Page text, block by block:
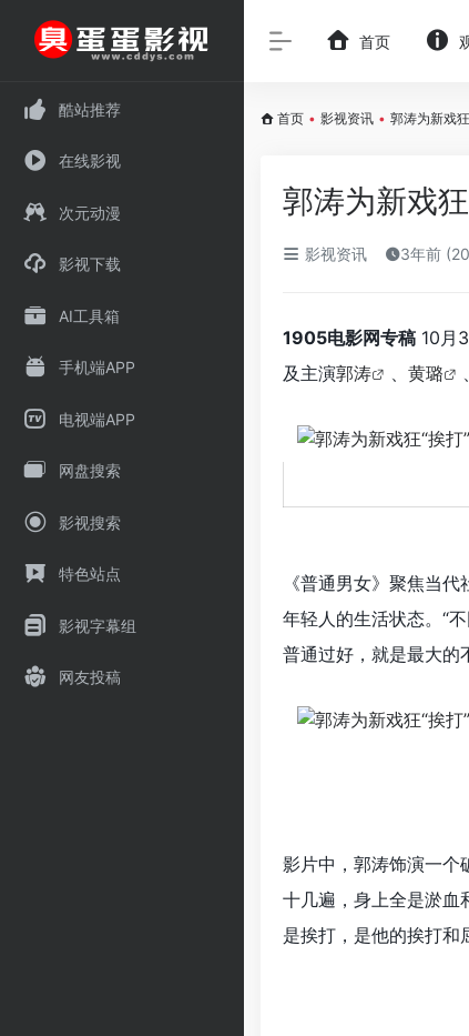
酷站推荐
在线影视
次元动漫
影视下载
AI工具箱
手机端APP
电视端APP
网盘搜索
影视搜索
特色站点
影视字幕组
网友投稿
首页
首页 • 影视资讯 • 郭涛为新戏
郭涛为新戏
影视资讯 3年前
1905电影网专稿 10月
及主演郭涛 、 黄璐 、
《普通男女》聚焦当
年轻人的生活状态。“
普通过好，就是最大的
影片中，郭涛饰演一个
十几遍，身上全是淤血
是挨打，是他的挨打和